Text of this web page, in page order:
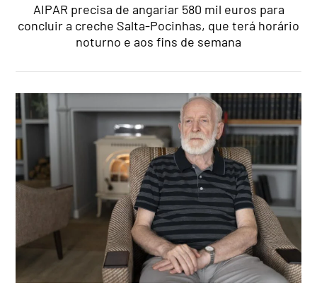
AIPAR precisa de angariar 580 mil euros para
concluir a creche Salta-Pocinhas, que terá horário
noturno e aos fins de semana